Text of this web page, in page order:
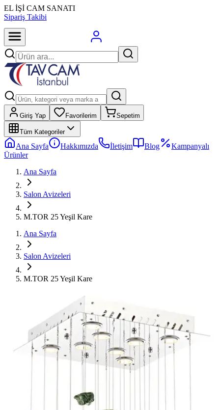
EL İŞİ CAM SANATI
Sipariş Takibi
Giriş Yap Favorilerim Sepetim
Tüm Kategoriler
Ana Sayfa Hakkımızda İletişim Blog
Kampanyalı
Ürünler
Ana Sayfa
Salon Avizeleri
M.TOR 25 Yeşil Kare
Ana Sayfa
Salon Avizeleri
M.TOR 25 Yeşil Kare